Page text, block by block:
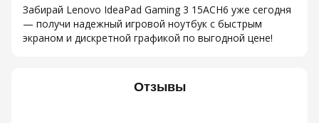
Забирай Lenovo IdeaPad Gaming 3 15ACH6 уже сегодня
— получи надежный игровой ноутбук с быстрым
экраном и дискретной графикой по выгодной цене!
Отзывы